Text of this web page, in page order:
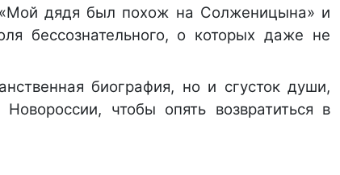
дядя был похож на Солженицына» и
бессознательного, о которых даже не
биография, но и сгусток души,
чтобы опять возвратиться в